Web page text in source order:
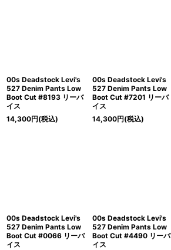
00s Deadstock Levi's
527 Denim Pants Low
Boot Cut #8193 リーバ
イス
14,300円(税込)
00s Deadstock Levi's
527 Denim Pants Low
Boot Cut #7201 リーバ
イス
14,300円(税込)
00s Deadstock Levi's
527 Denim Pants Low
Boot Cut #0066 リーバ
イス
00s Deadstock Levi's
527 Denim Pants Low
Boot Cut #4490 リーバ
イス